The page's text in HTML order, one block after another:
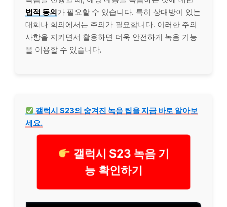
법적 동의가 필요할 수 있습니다. 특히 상대방이 있는
대화나 회의에서는 주의가 필요합니다. 이러한 주의
사항을 지키면서 활용하면 더욱 안전하게 녹음 기능
을 이용할 수 있습니다.
갤럭시 S23의 숨겨진 녹음 팁을 지금 바로 알아보
세요.
갤럭시 S23 녹음 기
능 확인하기